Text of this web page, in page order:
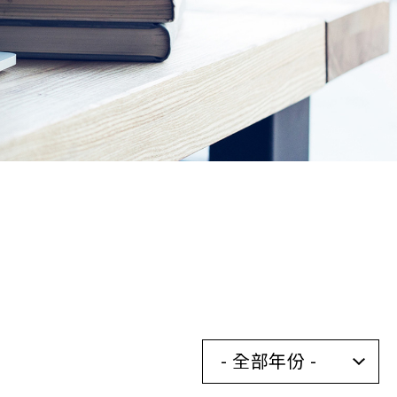
- 全部年份 -